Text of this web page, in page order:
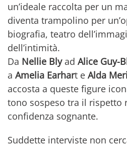
un’ideale raccolta per un
diventa trampolino per
biografia, teatro
dell’intimità.
Da Nellie Blyad Alice Guy-
a Amelia Earhart e Alda
accosta a queste figure
tono sospeso tra il rispetto
confidenza sognante.
Suddette interviste non